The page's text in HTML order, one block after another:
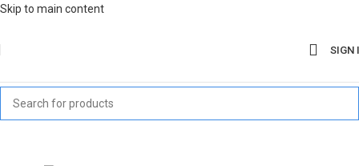
Skip to main content
SIGN